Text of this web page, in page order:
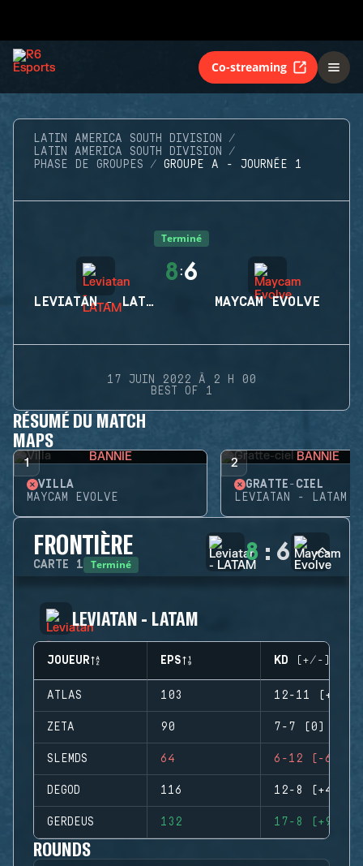
Co-streaming
LATIN AMERICA SOUTH DIVISION
LATIN AMERICA SOUTH DIVISION
PHASE DE GROUPES
GROUPE A - JOURNÉE 1
Terminé
LEVIATAN - LATAM
8 :6
MAYCAM EVOLVE
17 JUIN 2022 À 2 H 00
BEST OF 1
RÉSUMÉ DU MATCH
MAPS
1 BANNIE
VILLA
MAYCAM EVOLVE
2 BANNIE
GRATTE-CIEL
LEVIATAN - LATAM
FRONTIÈRE
CARTE 1 Terminé 8 : 6
LEVIATAN - LATAM
JOUEUR EPS KD (+/-)
ATLAS 103 12-11 (+1)
ZETA 90 7-7 (0)
SLEMDS 64 6-12 (-6)
DEGOD 116 12-8 (+4)
GERDEUS 132 17-8 (+9)
ROUNDS